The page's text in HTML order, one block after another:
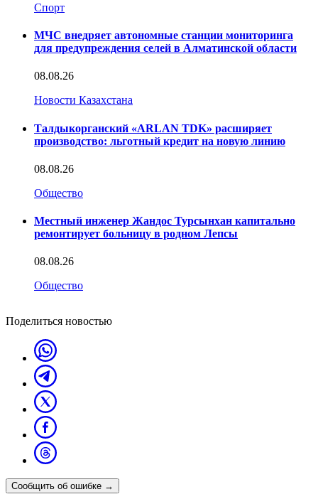
Спорт
МЧС внедряет автономные станции мониторинга
для предупреждения селей в Алматинской области
08.08.26
Новости Казахстана
Талдыкорганский «ARLAN TDK» расширяет
производство: льготный кредит на новую линию
08.08.26
Общество
Местный инженер Жандос Турсынхан капитально
ремонтирует больницу в родном Лепсы
08.08.26
Общество
Поделиться новостью
Сообщить об ошибке →